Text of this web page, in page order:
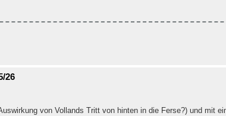
26
von Vollands Tritt von hinten in die Ferse?) und mit